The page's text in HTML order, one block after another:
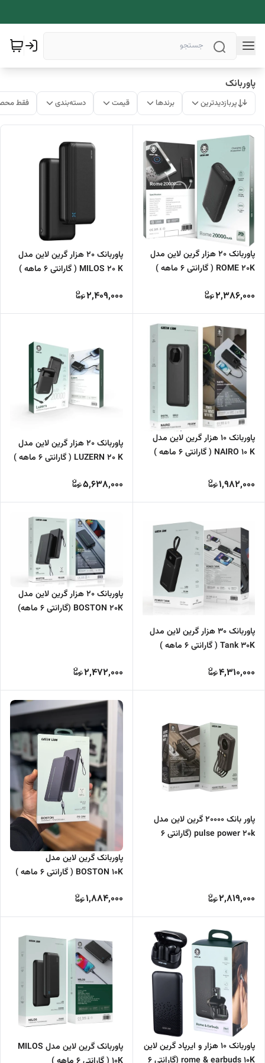
پاوربانک
پربازدیدترین برندها قیمت دسته‌بندی فقط
پاوربانک 20 هزار گرین لاین مدل
ROME 20K ( گارانتی 6 ماهه )
2,386,000
پاوربانک 20 هزار گرین لاین مدل
MILOS 20 K ( گارانتی 6 ماهه )
2,409,000
پاوربانک 10 هزار گرین لاین مدل
NAIRO 10 K ( گارانتی 6 ماهه )
1,982,000
پاوربانک 20 هزار گرین لاین مدل
LUZERN 20 K ( گارانتی 6 ماهه )
5,638,000
پاوربانک 30 هزار گرین لاین مدل
Tank 30K ( گارانتی 6 ماهه )
4,310,000
پاوربانک 20 هزار گرین لاین مدل
BOSTON 20K (گارانتی 6 ماهه)
2,472,000
پاور بانک 20000 گرین لاین مدل
pulse power 20k (گارانتی 6
2,819,000
پاوربانک گرین لاین مدل
BOSTON 10K ( گارانتی 6 ماهه )
1,884,000
پاوربانک 10 هزار و ایرپاد گرین لاین
پاوربانک گرین لاین مدل MILOS